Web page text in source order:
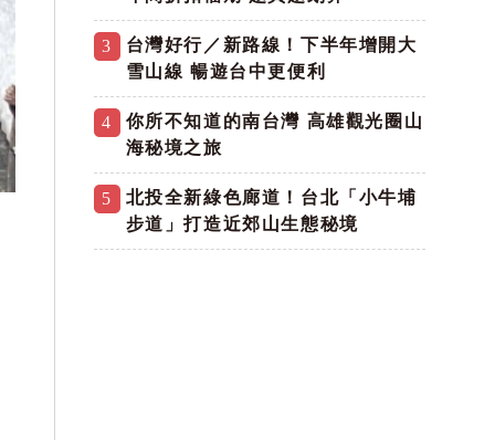
3
台灣好行／新路線！下半年增開大
雪山線 暢遊台中更便利
4
你所不知道的南台灣 高雄觀光圈山
海秘境之旅
5
北投全新綠色廊道！台北「小牛埔
步道」打造近郊山生態秘境